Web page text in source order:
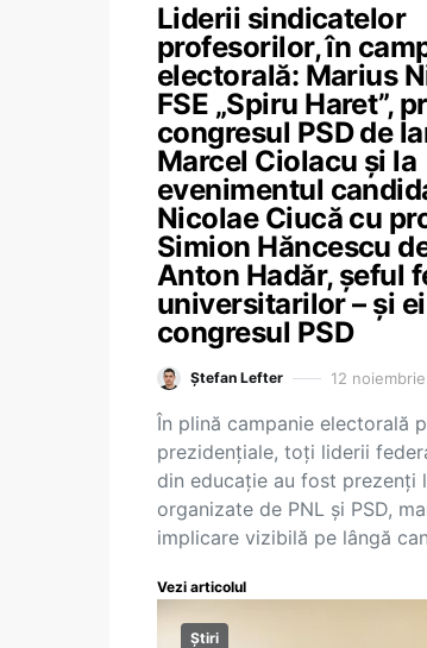
Liderii sindicatelor
profesorilor, în
electorală: Marius
FSE „Spiru Haret”,
congresul PSD de
Marcel Ciolacu și la
evenimentul
Nicolae Ciucă cu
Simion Hăncescu
Anton Hadăr, șeful
universitarilor – și
congresul PSD
Ștefan Lefter 12
În plină campanie electorală
prezidențiale, toți liderii
din educație au fost prezenți
organizate de PNL și PSD,
implicare vizibilă pe lângă
Vezi articolul
Știri